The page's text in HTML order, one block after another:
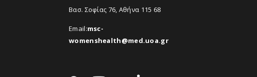
Βασ. Σοφίας 76, Αθήνα 115 68
Email:msc-
womenshealth@med.uoa.gr